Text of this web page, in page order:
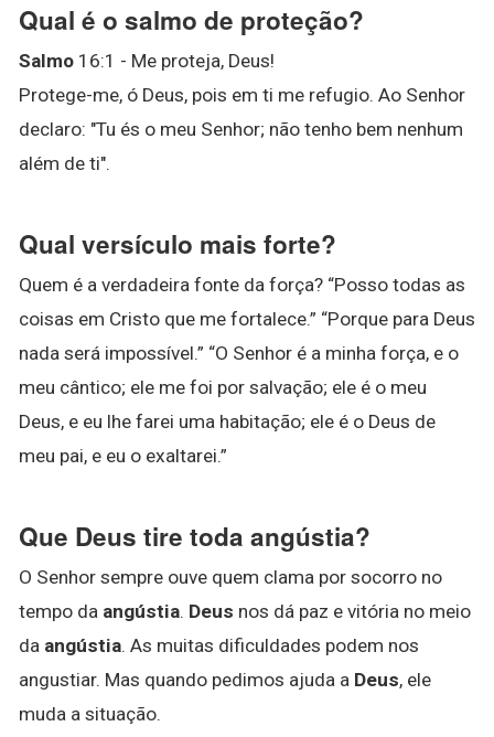
Qual é o salmo de proteção?
Salmo 16:1 - Me proteja, Deus!
Protege-me, ó Deus, pois em ti me refugio. Ao Senhor
declaro: "Tu és o meu Senhor; não tenho bem nenhum
além de ti".
Qual versículo mais forte?
Quem é a verdadeira fonte da força? “Posso todas as
coisas em Cristo que me fortalece.” “Porque para Deus
nada será impossível.” “O Senhor é a minha força, e o
meu cântico; ele me foi por salvação; ele é o meu
Deus, e eu lhe farei uma habitação; ele é o Deus de
meu pai, e eu o exaltarei.”
Que Deus tire toda angústia?
O Senhor sempre ouve quem clama por socorro no
tempo da angústia. Deus nos dá paz e vitória no meio
da angústia. As muitas dificuldades podem nos
angustiar. Mas quando pedimos ajuda a Deus, ele
muda a situação.